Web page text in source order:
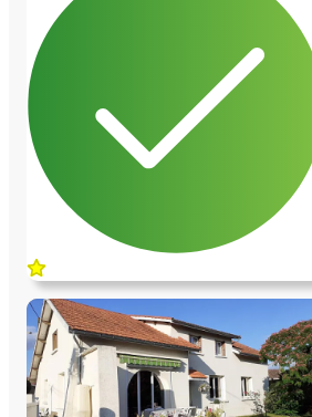
et du jardin (ménage, rangement, petites
manutentions , arrosage , tonte, cueillette),
ce sont des chose qui sont devenues
difficiles pour moi.